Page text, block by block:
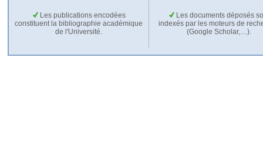
Les publications encodées
constituent la bibliographie académique
de l'Université.
Les documents déposés
indexés par les moteurs de
(Google Scholar,…).